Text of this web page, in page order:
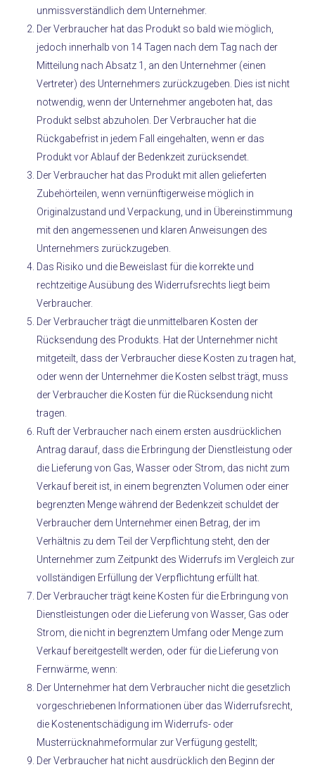
unmissverständlich dem Unternehmer.
Der Verbraucher hat das Produkt so bald wie möglich,
jedoch innerhalb von 14 Tagen nach dem Tag nach der
Mitteilung nach Absatz 1, an den Unternehmer (einen
Vertreter) des Unternehmers zurückzugeben. Dies ist nicht
notwendig, wenn der Unternehmer angeboten hat, das
Produkt selbst abzuholen. Der Verbraucher hat die
Rückgabefrist in jedem Fall eingehalten, wenn er das
Produkt vor Ablauf der Bedenkzeit zurücksendet.
Der Verbraucher hat das Produkt mit allen gelieferten
Zubehörteilen, wenn vernünftigerweise möglich in
Originalzustand und Verpackung, und in Übereinstimmung
mit den angemessenen und klaren Anweisungen des
Unternehmers zurückzugeben.
Das Risiko und die Beweislast für die korrekte und
rechtzeitige Ausübung des Widerrufsrechts liegt beim
Verbraucher.
Der Verbraucher trägt die unmittelbaren Kosten der
Rücksendung des Produkts. Hat der Unternehmer nicht
mitgeteilt, dass der Verbraucher diese Kosten zu tragen hat,
oder wenn der Unternehmer die Kosten selbst trägt, muss
der Verbraucher die Kosten für die Rücksendung nicht
tragen.
Ruft der Verbraucher nach einem ersten ausdrücklichen
Antrag darauf, dass die Erbringung der Dienstleistung oder
die Lieferung von Gas, Wasser oder Strom, das nicht zum
Verkauf bereit ist, in einem begrenzten Volumen oder einer
begrenzten Menge während der Bedenkzeit schuldet der
Verbraucher dem Unternehmer einen Betrag, der im
Verhältnis zu dem Teil der Verpflichtung steht, den der
Unternehmer zum Zeitpunkt des Widerrufs im Vergleich zur
vollständigen Erfüllung der Verpflichtung erfüllt hat.
Der Verbraucher trägt keine Kosten für die Erbringung von
Dienstleistungen oder die Lieferung von Wasser, Gas oder
Strom, die nicht in begrenztem Umfang oder Menge zum
Verkauf bereitgestellt werden, oder für die Lieferung von
Fernwärme, wenn:
Der Unternehmer hat dem Verbraucher nicht die gesetzlich
vorgeschriebenen Informationen über das Widerrufsrecht,
die Kostenentschädigung im Widerrufs- oder
Musterrücknahmeformular zur Verfügung gestellt;
Der Verbraucher hat nicht ausdrücklich den Beginn der